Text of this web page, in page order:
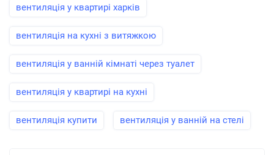
вентиляція у квартирі харків
вентиляція на кухні з витяжкою
вентиляція у ванній кімнаті через туалет
вентиляція у квартирі на кухні
вентиляція купити вентиляція у ванній на стелі